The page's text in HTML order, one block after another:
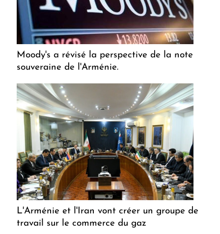
Moody's a révisé la perspective de la note
souveraine de l'Arménie.
L'Arménie et l'Iran vont créer un groupe de
travail sur le commerce du gaz